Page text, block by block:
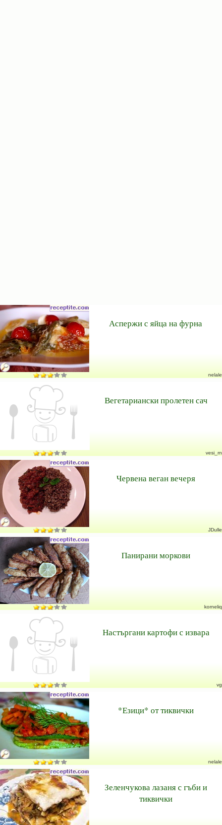
Аспержи с яйца на фурна
nelale
Вегетариански пролетен сач
vesi_rn
Червена веган вечеря
JDulle
Панирани моркови
korneliq
Настъргани картофи с извара
vg
*Езици* от тиквички
nelale
Зеленчукова лазаня с гъби и
тиквички